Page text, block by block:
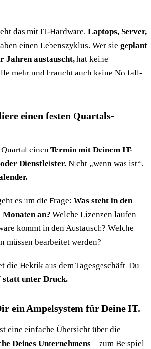
das mit IT-Hardware. Laptops, Server,
einen Lebenszyklus. Wer sie geplant
Jahren austauscht, hat keine
mehr und braucht auch keine Notfall-
einen festen Quartals-
einen Termin mit Deinem IT-
Dienstleister. Nicht „wenn was ist“.
es um die Frage: Was steht in den
Monaten an? Welche Lizenzen laufen
kommt in den Austausch? Welche
müssen bearbeitet werden?
die Hektik aus dem Tagesgeschäft. Du
statt unter Druck.
ein Ampelsystem für Deine IT.
eine einfache Übersicht über die
Deines Unternehmens – zum Beispiel